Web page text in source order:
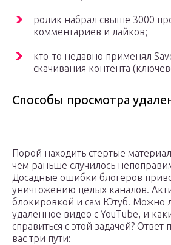
ролик набрал свыше 3000
комментариев и лайков;
кто-то недавно применял
скачивания контента
Способы просмотра
Порой находить стертые
чем раньше случилось
Досадные ошибки блогеров
уничтожению целых каналов.
блокировкой и сам Ютуб. Можно
удаленное видео с YouTube, и
справиться с этой задачей?
вас три пути: